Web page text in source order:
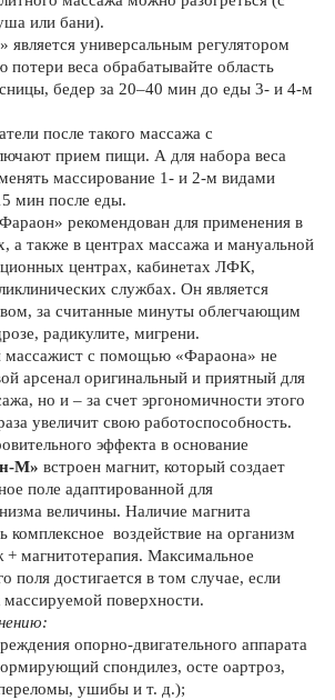
или бани).
универсальным регулятором
потери веса обрабатывайте область
бедер за 20–40 мин до еды 3- и 4-м
после такого массажа с
прием пищи. А для набора веса
массирование 1- и 2-м видами
мин после еды.
рекомендован для применения в
а также в центрах массажа и мануальной
центрах, кабинетах ЛФК,
службах. Он является
за считанные минуты облегчающим
радикулите, мигрени.
массажист с помощью «Фараона» не
арсенал оригинальный и приятный для
но и – за счет эргономичности этого
увеличит свою работоспособность.
эффекта в основание
М» встроен магнит, который создает
поле адаптированной для
величины. Наличие магнита
комплексное воздействие на организм
магнитотерапия. Максимальное
поля достигается в том случае, если
массируемой поверхности.
опорно-двигательного аппарата
спондилез, осте оартроз,
ушибы и т. д.);